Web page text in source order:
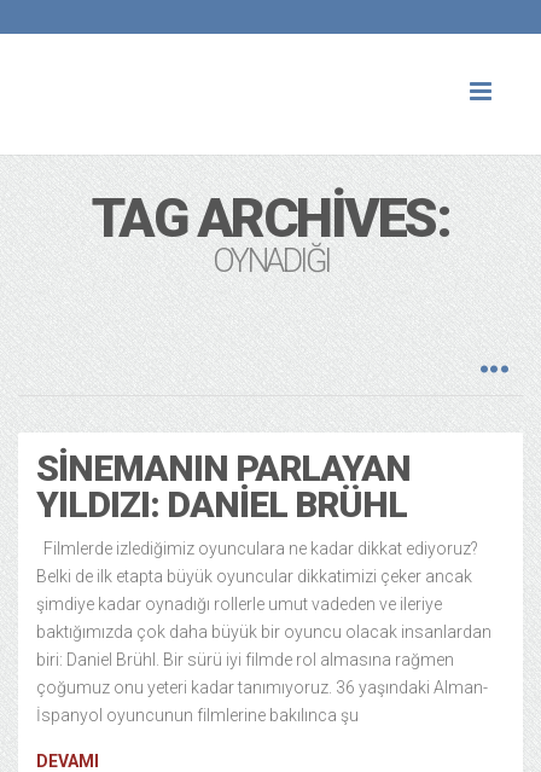
TAG ARCHIVES:
OYNADIĞI
SINEMANIN PARLAYAN
YILDIZI: DANIEL BRÜHL
Filmlerde izlediğimiz oyunculara ne kadar dikkat ediyoruz?
Belki de ilk etapta büyük oyuncular dikkatimizi çeker ancak
şimdiye kadar oynadığı rollerle umut vadeden ve ileriye
baktığımızda çok daha büyük bir oyuncu olacak insanlardan
biri: Daniel Brühl. Bir sürü iyi filmde rol almasına rağmen
çoğumuz onu yeteri kadar tanımıyoruz. 36 yaşındaki Alman-
İspanyol oyuncunun filmlerine bakılınca şu
DEVAMI